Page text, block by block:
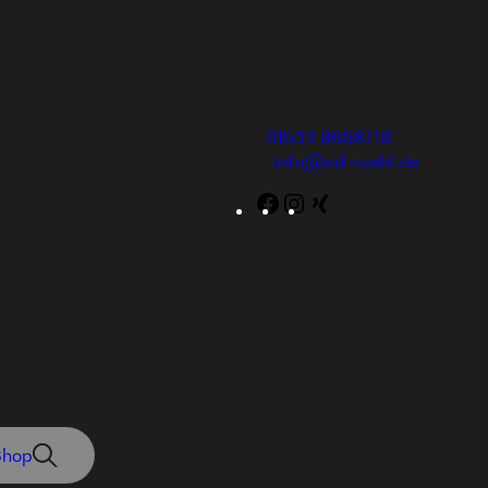
01522 8668718
info@ad-ruehl.de
Facebook
Instagram